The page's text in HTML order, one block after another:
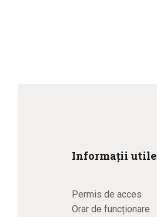
Informații utile
Permis de acces
Orar de funcționare